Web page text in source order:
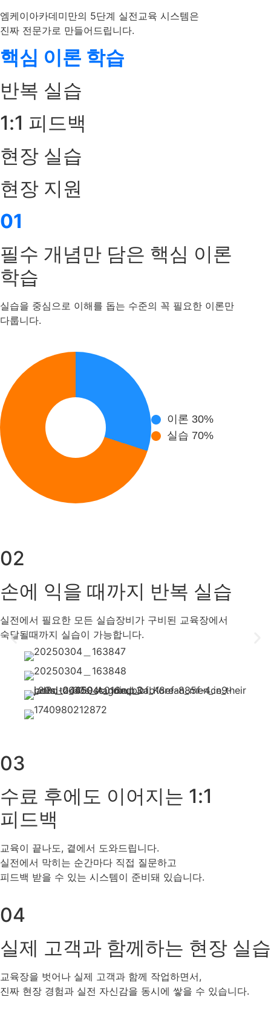
엠케이아카데미만의 5단계 실전교육 시스템은
진짜 전문가로 만들어드립니다.
핵심 이론 학습
반복 실습
1:1 피드백
현장 실습
현장 지원
01
필수 개념만 담은 핵심 이론
학습
실습을 중심으로 이해를 돕는 수준의 꼭 필요한 이론만
다룹니다.
이론 30%
실습 70%
02
손에 익을 때까지 반복 실습
실전에서 필요한 모든 실습장비가 구비된 교육장에서
숙달될때까지 실습이 가능합니다.
03
수료 후에도 이어지는 1:1
피드백
교육이 끝나도, 곁에서 도와드립니다.
실전에서 막히는 순간마다 직접 질문하고
피드백 받을 수 있는 시스템이 준비돼 있습니다.
04
실제 고객과 함께하는 현장 실습
교육장을 벗어나 실제 고객과 함께 작업하면서,
진짜 현장 경험과 실전 자신감을 동시에 쌓을 수 있습니다.